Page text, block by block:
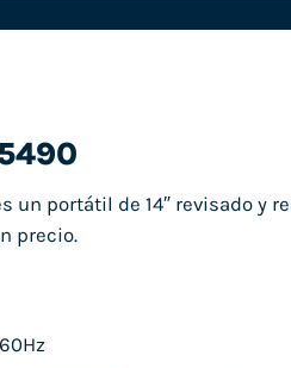
un portátil de 14″ revisado y
precio.